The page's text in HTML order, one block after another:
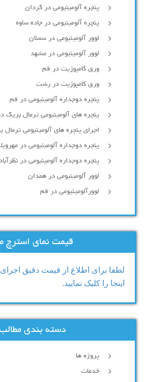
پنجره آلومینیومی در کردان
پنجره آلومینیومی در جاده ساوه
لوور آلومینیومی در سمنان
لوور آلومینیومی در مشهد
ورق کامپوزیت در قم
ورق کامپوزیت در رشت
پنجره دوجداره آلومينيومی در قم
پنجره های آلومینیومی ترمال بریک
اجرای پنجره های آلومینیومی
پنجره دوجداره آلومینیومی در
پنجره دوجداره آلومینیومی در
لوور آلومینیومی در همدان
لوورآلومینیومی در قم
قیمت نمای استرچ
لطفا برای اطلاع از قیمت دقیق
اینجا را کلیک نمایید.
دسته بندی
پروژه ها
خدمات